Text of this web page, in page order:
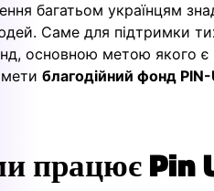
багатьом українцям
Саме для підтримки
основною метою якого є
мети благодійний фонд
працює Pin